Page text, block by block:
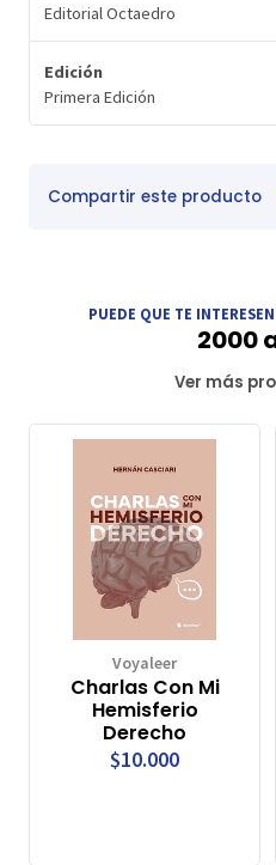
Editorial Octaedro
Edición
Primera Edición
Compartir este producto
PUEDE QUE TE
2000
Ver más
Voyaleer
Charlas Con Mi
Hemisferio
Derecho
$10.000